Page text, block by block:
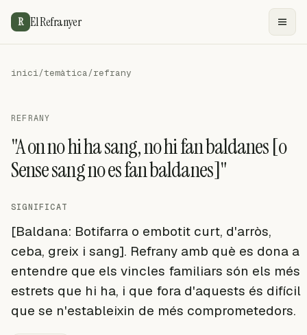
R El Refranyer
inici/temàtica/refrany
REFRANY
"A on no hi ha sang, no hi fan baldanes [o
Sense sang no es fan baldanes]"
SIGNIFICAT
[Baldana: Botifarra o embotit curt, d'arròs,
ceba, greix i sang]. Refrany amb què es dona a
entendre que els vincles familiars són els més
estrets que hi ha, i que fora d'aquests és difícil
que se n'estableixin de més comprometedors.